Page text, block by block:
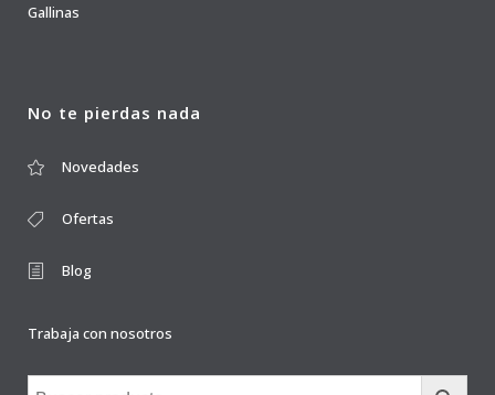
Gallinas
No te pierdas nada
Novedades
Ofertas
Blog
Trabaja con nosotros